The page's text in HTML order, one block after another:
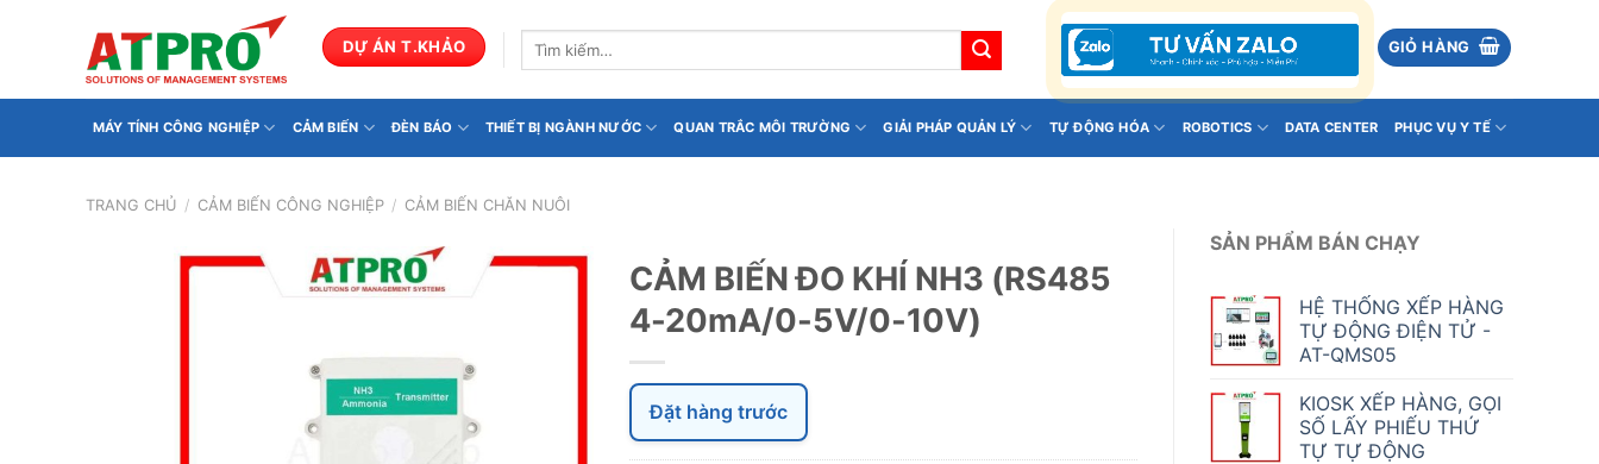
dung
DỰ ÁN T.KHẢO
Tìm
GIỎ HÀNG
MÁY TÍNH CÔNG NGHIỆP CẢM BIẾN ĐÈN BÁO THIẾT BỊ NGÀNH NƯỚC QUAN TRẮC MÔI TRƯỜNG GIẢI PHÁP QUẢN LÝ TỰ ĐỘNG HÓA ROBOTICS DATA CENTER PHỤC VỤ Y TẾ
TRANG CHỦ / CẢM BIẾN CÔNG NGHIỆP / CẢM BIẾN CHĂN NUÔI
SẢN PHẨM BÁN CHẠY
HỆ THỐNG XẾP HÀNG
TỰ ĐỘNG ĐIỆN TỬ -
AT-QMS05
KIOSK XẾP HÀNG, GỌI
SỐ LẤY PHIẾU THỨ
TỰ TỰ ĐỘNG
CẢM BIẾN ĐO KHÍ NH3 (RS485
4-20mA/0-5V/0-10V)
Đặt hàng trước